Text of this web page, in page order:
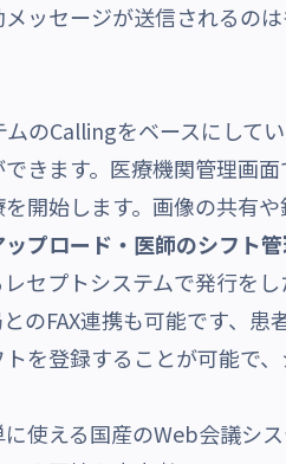
ッセージが送信されるの
のCallingをベースにして
きます。医療機関管理画
開始します。画像の共有や
プロード・医師のシフト管
セプトシステムで発行を
のFAX連携も可能です、患
を登録することが可能で
使える国産のWeb会議シ